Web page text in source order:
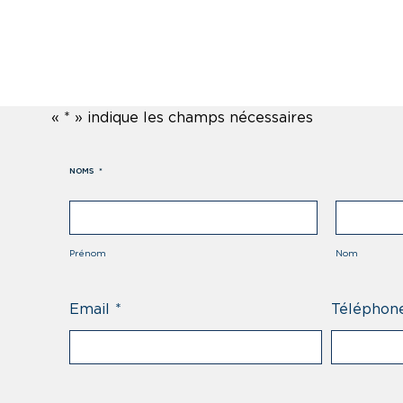
« * » indique les champs nécessaires
NOMS *
Prénom Nom
Email *